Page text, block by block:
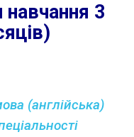
навчання 3
(англійська)